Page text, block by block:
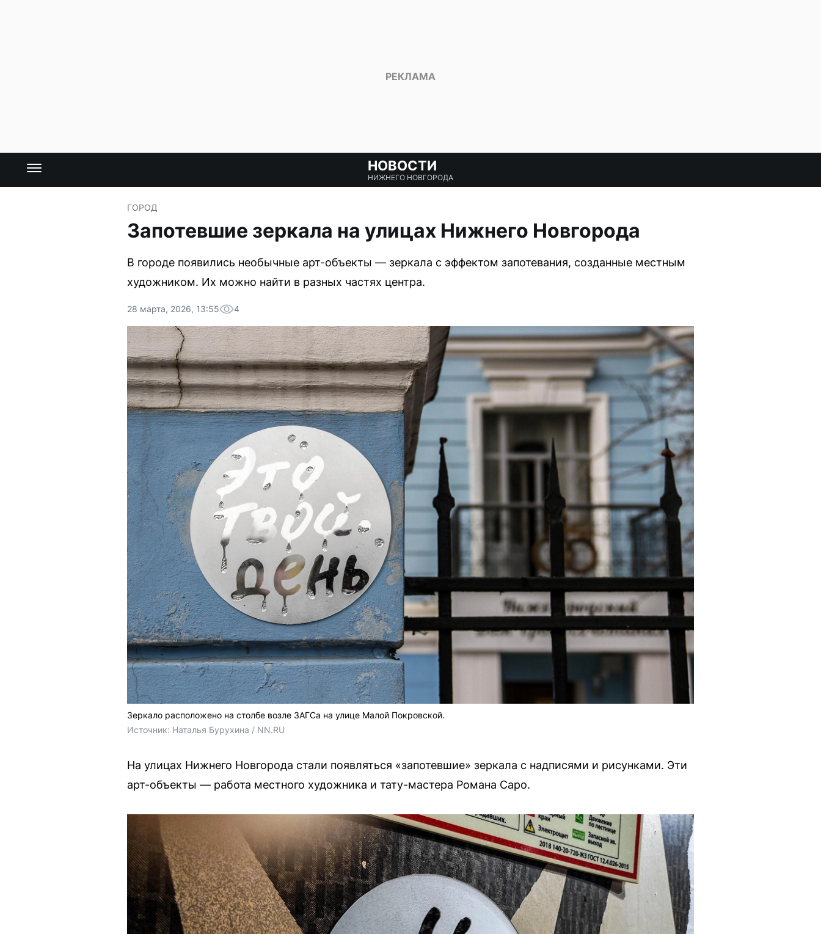
НОВОСТИ
НИЖНЕГО НОВГОРОДА
ГОРОД
Запотевшие зеркала на улицах Нижнего Новгорода
В городе появились необычные арт-объекты — зеркала с эффектом запотевания, созданные местным
художником. Их можно найти в разных частях центра.
28 марта, 2026, 13:55 4
Зеркало расположено на столбе возле ЗАГСа на улице Малой Покровской.
Источник: Наталья Бурухина / NN.RU
На улицах Нижнего Новгорода стали появляться «запотевшие» зеркала с надписями и рисунками. Эти
арт-объекты — работа местного художника и тату-мастера Романа Саро.